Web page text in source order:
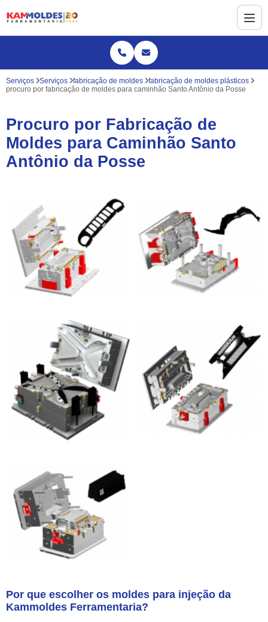
Serviços Serviços fabricação de moldes
fabricação de moldes plásticos
procuro por fabricação de moldes para caminhão Santo Antônio da Posse
Procuro por Fabricação de
Moldes para Caminhão Santo
Antônio da Posse
Por que escolher os moldes para injeção da
Kammoldes Ferramentaria?